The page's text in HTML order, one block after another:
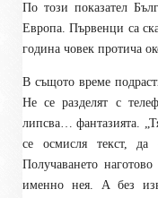
По този показател
Европа. Първенци са
година човек протича
В същото време
Не се разделят с
липсва… фантазията.
се осмисля текст, да
Получаването
именно нея. А без